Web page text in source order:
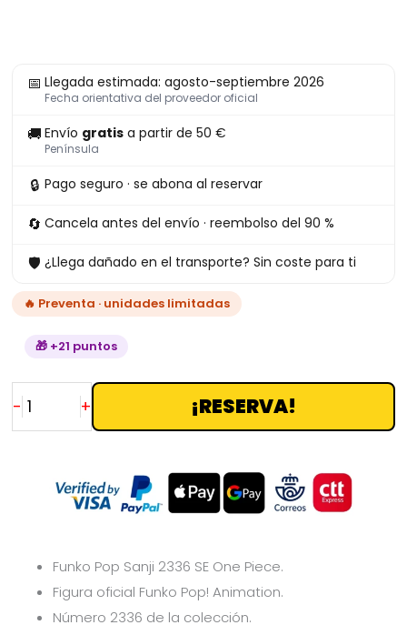
📅 Llegada estimada: agosto-septiembre 2026
Fecha orientativa del proveedor oficial
🚚 Envío gratis a partir de 50 €
Península
🔒 Pago seguro · se abona al reservar
🔄 Cancela antes del envío · reembolso del 90 %
🛡 ¿Llega dañado en el transporte? Sin coste para ti
🔥 Preventa · unidades limitadas
🎁 +21 puntos
-
Pop
2336
One
Piece
+ ¡RESERVA!
Funko Pop Sanji 2336 SE One Piece.
Figura oficial Funko Pop! Animation.
Número 2336 de la colección.